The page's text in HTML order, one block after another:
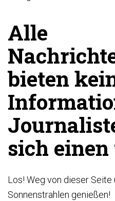
Alle
bieten
sich
Los! Weg von dieser Seite
Sonnenstrahlen genießen!